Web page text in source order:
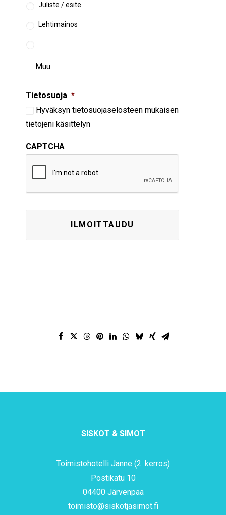
Juliste / esite
Lehtimainos
Tietosuoja *
Hyväksyn tietosuojaselosteen mukaisen
tietojeni käsittelyn
CAPTCHA
SISKOT & SIMOT
Toimistohotelli Janne (2. kerros)
Postikatu 10
04400 Järvenpää
toimisto@siskotjasimot.fi